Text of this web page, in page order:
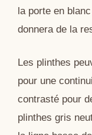
la porte en
donnera de la
Les plinthes
pour une
contrasté pour
plinthes gris